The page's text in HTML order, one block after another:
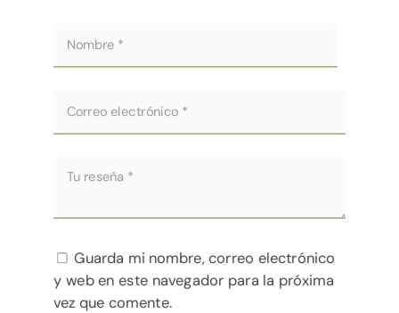
Guarda mi nombre, correo electrónico
y web en este navegador para la próxima
vez que comente.